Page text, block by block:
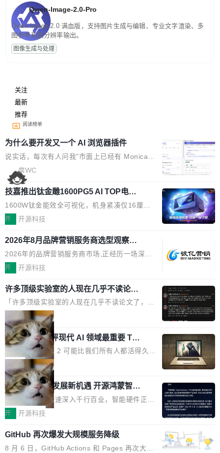
Qwen-Image-2.0-Pro
Qwen-Image-2.0 满血版，支持图片生成与编辑、专业文字渲染、多
图参考和高分辨率输出。
图像生成与处理
关注
最新
推荐
阅读榜单
为什么要开发又一个 AI 浏览器插件
说实话，每次有人问我"市面上已经有 Monica、
Sider、Copilot for Chrome 这些 AI 浏览器插件
了，你为什么还要再做一个"，我都觉得这个问题
问得好。 因为我自己也是从用户变成开发者的。
现有产品的天花板 我用过不少 AI 浏览器插件。
刚开始觉得都挺好——选中一段文字，弹出解
要。但用久了你会发现，它们本质上都是同一类
东西：一个带网页上下文的聊天框。 它们能读取
页面的文本，然后把文本丢给大模型，再返回一
段回答。仅此而已。 这当然有用，但总觉得差点
意思。比如我在一个后台管理系统里，需要填50
个表单字段，每个字段还有联动逻辑；比如我
想...
席WC
技嘉推出钛金雕1600PG5 AI TOP电
源：为发烧级主机与本地AI算力打造旗
舰供电方案
1600W钛金能效全可视化，机身紧凑仅16厘米
继2026台北电脑展首度亮相后，技嘉科技近日正
电源专为发烧级DIY主机与本地AI算力平台打
造，整机长度仅16厘米，提供1600W额定功率
与80PLUS钛金能效；支持ATX 3.1与PCIe 5.1
规范，结合服务器级元件、完善供电线材与内置
实时LCD监控屏，可充分满足当下高阶PC主机
的严苛使用需求。 澎湃功率，紧凑机身 钛金雕1
600PG5 AI TOP具备强悍输出功率，同时实现
机身尺寸大幅精简。整机长度仅16厘米，属于同
功率段机身尺寸十分紧凑的1600W电源产品。小
巧机身有效提升市面主流标准A...
开 开源科技
2026年8月品牌营销服务商选型观察：
从流量思维到品牌资产思维的范式转移
2026年的品牌营销服务商市场,正经历一场深刻
的价值重构。全球全案品牌代理机构市场从2025
复合增长率达5.44%,预计2032年将突破120亿美
元。数字广告与公共关系相关服务市场更是从20
25年的8463亿美元扩张至2026年的8763亿美
元。数字的背后是一个清晰的事实——品牌对专
业化营销服务的需求从未如此迫切。 但市场扩容
的同时,服务商的竞争逻辑正在改变。2026年Top
Agency年度合辑的观察指出,“产品”这个离消费
者最近的载体,在整个品牌营销层面的权重显著变
高了。全域营销服务商的竞争正在从规模转向深
度,案例厚度、全域覆盖、多线协同...
开 开源科技
许多顶级实验室的人现在几乎不读论文
了
「许多顶级实验室的人现在几乎不读论文了，而
且他们认为 ICLR/ICML/NeurIPS 充斥着大量过
度宣传和欺诈。」 OpenAI 研究员 Keller Jorda
n 这条推文引发了广泛讨论。他不是在说风凉
话，他是说出了一个圈内人尽皆知但很少公开捅
破的事实。 Jordan 随后补充了一句软化声明：
「我不认为这些会议上大部分论文都在过度宣传
或造假。问题是，作为读者，如果你筛选出那些
看起来最令人兴奋的论文，那它们大部分都是过
度宣传的。」 这才是真正的痛点。不是所有论文
都有问题，是最吸引眼球的那批论文最有问题。
他引用的帖子来自 Mathew Shen，一位 ICLR 2
026 的读者：「看了篇 ...
局
xAI 前工程师评现代 AI 领域最重要 Top
3 开源项目
Flash Attention 2 可能比我们所有人都活得久。
这句话不是来自某个技术博客，而是出自 Hieu
Pham 的一条推文。Hieu Pham 是谁？他是 xAI
的早期工程师之一，在 Grok 训练基础设施团队
工作过。近日他在 X 上发了一条帖子，列出了他
认为现代 AI 领域最重要的三个开源项目。 第一
理由很具体。FA 系列不需要解释，但 FA2 是他
认为最重要的一个——复杂度恰到好处，刚好能
局
共商智能硬件发展新机遇 开源鸿蒙智能
硬件开发者日杭州站即将举行
随着万物智联加速深入千行百业，智能硬件正从
单点设备迈向智能化、网联化、协同化发展。作
鸿蒙通过统一技术底座和分布式能力，为不同类
型智能设备的开发、连接与互联提供关键支撑，
开 开源科技
GitHub 再次爆发大规模服务降级
8 月 6 日，GitHub Actions 和 Pages 再次大规